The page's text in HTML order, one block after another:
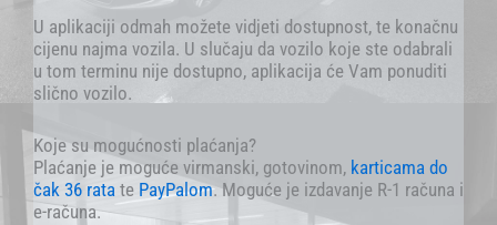
U aplikaciji odmah možete vidjeti dostupnost, te konačnu
cijenu najma vozila. U slučaju da vozilo koje ste odabrali
u tom terminu nije dostupno, aplikacija će Vam ponuditi
slično vozilo.
Koje su mogućnosti plaćanja?
Plaćanje je moguće virmanski, gotovinom, karticama do
čak 36 rata te PayPalom. Moguće je izdavanje R-1 računa i
e-računa.